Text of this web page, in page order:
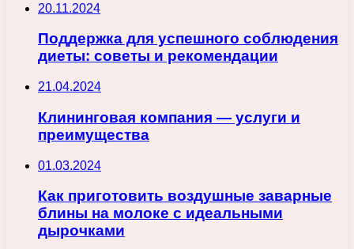
20.11.2024
Поддержка для успешного соблюдения
диеты: советы и рекомендации
21.04.2024
Клининговая компания — услуги и
преимущества
01.03.2024
Как приготовить воздушные заварные
блины на молоке с идеальными
дырочками